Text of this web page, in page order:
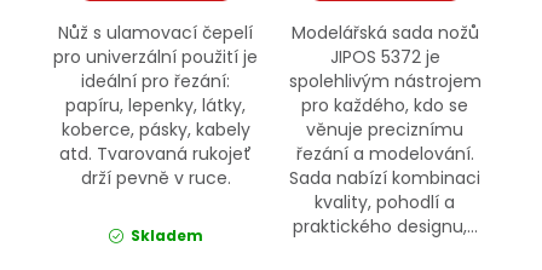
Nůž s ulamovací čepelí
pro univerzální použití je
ideální pro řezání:
papíru, lepenky, látky,
koberce, pásky, kabely
atd. Tvarovaná rukojeť
drží pevně v ruce.
Skladem
Modelářská sada nožů
JIPOS 5372 je
spolehlivým nástrojem
pro každého, kdo se
věnuje preciznímu
řezání a modelování.
Sada nabízí kombinaci
kvality, pohodlí a
praktického designu,...